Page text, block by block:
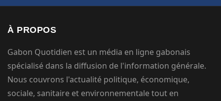
À PROPOS
Gabon Quotidien est un média en ligne gabonais
spécialisé dans la diffusion de l'information générale.
Nous couvrons l'actualité politique, économique,
sociale, sanitaire et environnementale tout en